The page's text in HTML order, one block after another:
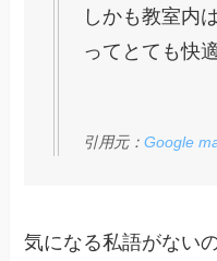
しかも教室内
ってとても快
引用元：Google
気になる私語がない